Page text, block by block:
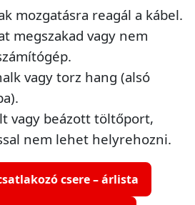
mozgatásra reagál a kábel.
megszakad vagy nem
vagy torz hang (alsó
vagy beázott töltőport,
nem lehet helyrehozni.
csere – árlista